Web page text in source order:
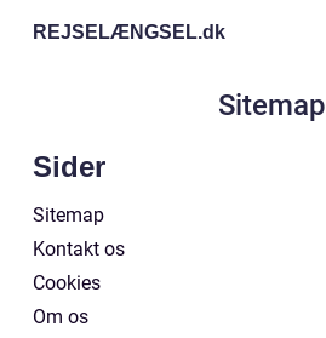
REJSELÆNGSEL.dk
Sitemap
Sider
Sitemap
Kontakt os
Cookies
Om os